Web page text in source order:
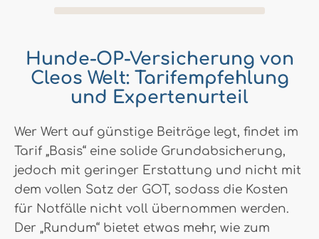
Hunde-OP-Versicherung von
Cleos Welt: Tarifempfehlung
und Expertenurteil
Wer Wert auf günstige Beiträge legt, findet im
Tarif „Basis“ eine solide Grundabsicherung,
jedoch mit geringer Erstattung und nicht mit
dem vollen Satz der GOT, sodass die Kosten
für Notfälle nicht voll übernommen werden.
Der „Rundum“ bietet etwas mehr, wie zum